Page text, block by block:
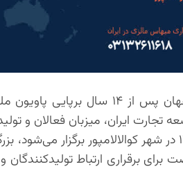
شرکت نمایشگاه‌های بین‌المللی
تجارت ایران، میزبان فعالان و
این رویداد معتبر که از ۲۶ تا ۲۹ شهریور ۱۴۰۴ در
برقراری ارتباط تولیدکنندگان